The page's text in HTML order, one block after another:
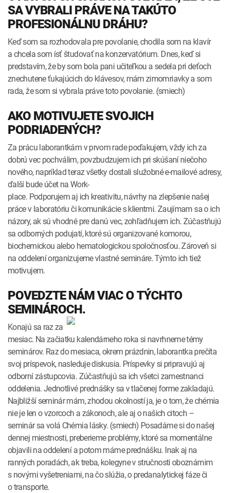
SA VYBRALI PRÁVE NA TAKÚTO
PROFESIONÁLNU DRÁHU?
Keď som sa rozhodovala pre povolanie, chodila som na klavír
a chcela som ísť študovať na konzervatórium. Dnes, keď si
predstavím, že by som bola pani učiteľkou a sedela pri deťoch
znechutene ťukajúcich do klávesov, mám zimomriavky a som
rada, že som si vybrala práve toto povolanie. (smiech)
AKO MOTIVUJETE SVOJICH
PODRIADENÝCH?
Za prácu laborantkám v prvom rade poďakujem, vždy ich za
dobrú vec pochválim, povzbudzujem ich pri skúšaní niečoho
nového, napríklad teraz všetky dostali služobné e-mailové adresy,
ďalší bude účet na Work-
place. Podporujem aj ich kreativitu, návrhy na zlepšenie našej
práce v laboratóriu či komunikácie s klientmi. Zaujímam sa o ich
názory, ak sú vhodné pre danú vec, zohľadňujem ich. Zúčastňujú
sa odborných podujatí, ktoré sú organizované komorou,
biochemickou alebo hematologickou spoločnosťou. Zároveň si
na oddelení organizujeme vlastné semináre. Týmto ich tiež
motivujem.
POVEDZTE NÁM VIAC O TÝCHTO
SEMINÁROCH.
Konajú sa raz za
mesiac. Na začiatku kalendárneho roka si navrhneme témy
seminárov. Raz do mesiaca, okrem prázdnin, laborantka prečíta
svoj príspevok, nasleduje diskusia. Príspevky si pripravujú aj
odborní zástupcovia. Zúčastňujú sa ich všetci zamestnanci
oddelenia. Jednotlivé prednášky sa v tlačenej forme zakladajú.
Najbližší seminár mám, zhodou okolností ja, je o tom, že chémia
nie je len o vzorcoch a zákonoch, ale aj o našich citoch –
seminár sa volá Chémia lásky. (smiech) Posadáme si do našej
dennej miestnosti, preberieme problémy, ktoré sa momentálne
objavili na oddelení a potom máme prednášku. Inak aj na
ranných poradách, ak treba, kolegyne v stručnosti oboznámim
s novými vyšetreniami, na čo slúžia, o predanalytickej fáze či
o transporte.